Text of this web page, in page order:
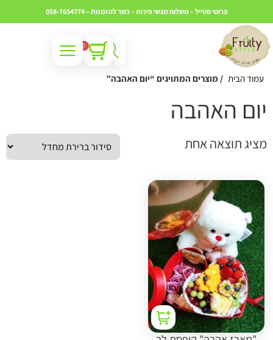
פרוטי סטייל – משלוח מגשי פירות – כשרלהזמנות – 058-7654774
0
עמוד הבית / מוצרים המתויגים “יום האהבה”
האהבה
תוצאה אחת